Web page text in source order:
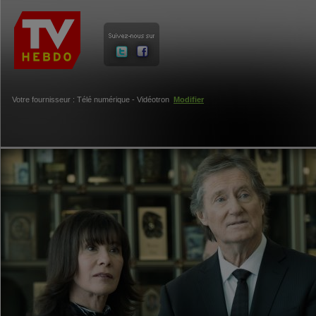
Votre fournisseur : Télé numérique - Vidéotron Modifier